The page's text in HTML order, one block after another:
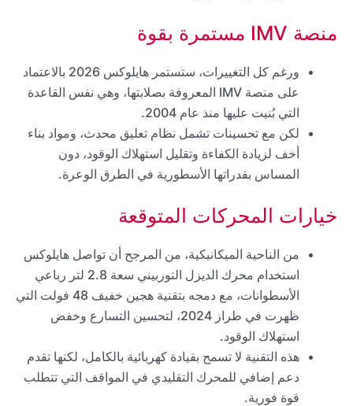
منصة IMV مستمرة بقوة
ورغم كل التغييرات، ستستمر هايلوكس 2026 بالاعتماد
على منصة IMV المعروفة بصلابتها، وهي نفس القاعدة
التي بُنيت عليها منذ عام 2004.
لكن مع تحسينات تشمل نظام تعليق محدث، ومواد بناء
أخف لزيادة الكفاءة وتقليل استهلاك الوقود، دون
المساس بقدراتها الأسطورية في الطرق الوعرة.
خيارات المحركات المتوقعة
من الناحية الميكانيكية، من المرجح أن تواصل هايلوكس
استخدام محرك الديزل التوربيني سعة 2.8 لتر رباعي
الأسطوانات، مع دمجه بتقنية هجين خفيف 48 فولت التي
ظهرت في طراز 2024، لتحسين التسارع وخفض
استهلاك الوقود.
هذه التقنية لا تسمح بقيادة كهربائية بالكامل، لكنها تقدم
دعم إضافي للمحرك التقليدي في المواقف التي تتطلب
قوة فورية.